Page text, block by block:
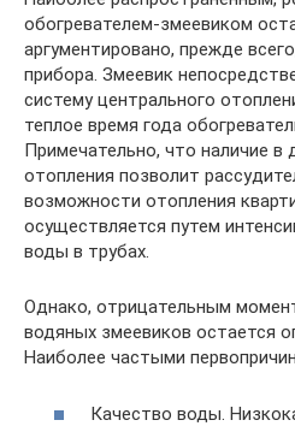
обогревателем-змеевиком
аргументировано, прежде
прибора. Змеевик
систему центрального
теплое время года
Примечательно, что наличие в
отопления позволит
возможности отопления
осуществляется путем
воды в трубах.
Однако, отрицательным
водяных змеевиков остается
Наиболее частыми
Качество воды.